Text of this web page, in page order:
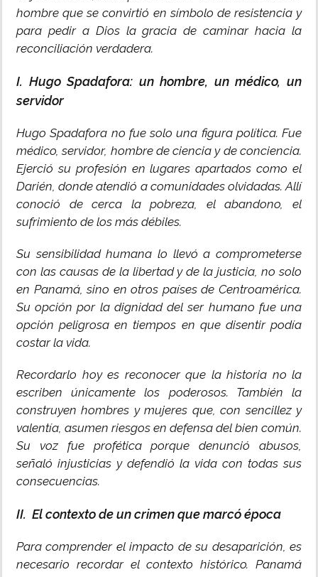
hombre que se convirtió en símbolo de resistencia y
para pedir a Dios la gracia de caminar hacia la
reconciliación verdadera.
I. Hugo Spadafora: un hombre, un médico, un
servidor
Hugo Spadafora no fue solo una figura política. Fue
médico, servidor, hombre de ciencia y de conciencia.
Ejerció su profesión en lugares apartados como el
Darién, donde atendió a comunidades olvidadas. Allí
conoció de cerca la pobreza, el abandono, el
sufrimiento de los más débiles.
Su sensibilidad humana lo llevó a comprometerse
con las causas de la libertad y de la justicia, no solo
en Panamá, sino en otros países de Centroamérica.
Su opción por la dignidad del ser humano fue una
opción peligrosa en tiempos en que disentir podía
costar la vida.
Recordarlo hoy es reconocer que la historia no la
escriben únicamente los poderosos. También la
construyen hombres y mujeres que, con sencillez y
valentía, asumen riesgos en defensa del bien común.
Su voz fue profética porque denunció abusos,
señaló injusticias y defendió la vida con todas sus
consecuencias.
II. El contexto de un crimen que marcó época
Para comprender el impacto de su desaparición, es
necesario recordar el contexto histórico. Panamá